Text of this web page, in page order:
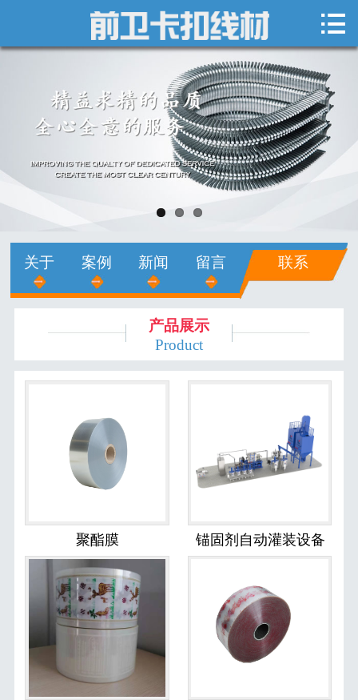
 网站首页
关于我们
新闻中心
产品展示
销售网络
在线留言
联系我们

关于 案例 新闻 留言 联系
产品展示
Product
聚酯膜 锚固剂自动灌装设备